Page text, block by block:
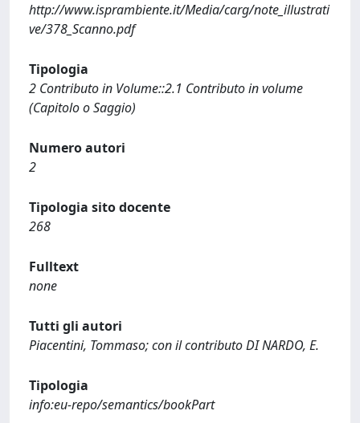
http://www.isprambiente.it/Media/carg/note_illustrati
ve/378_Scanno.pdf
Tipologia
2 Contributo in Volume::2.1 Contributo in volume
(Capitolo o Saggio)
Numero autori
2
Tipologia sito docente
268
Fulltext
none
Tutti gli autori
Piacentini, Tommaso; con il contributo DI NARDO, E.
Tipologia
info:eu-repo/semantics/bookPart